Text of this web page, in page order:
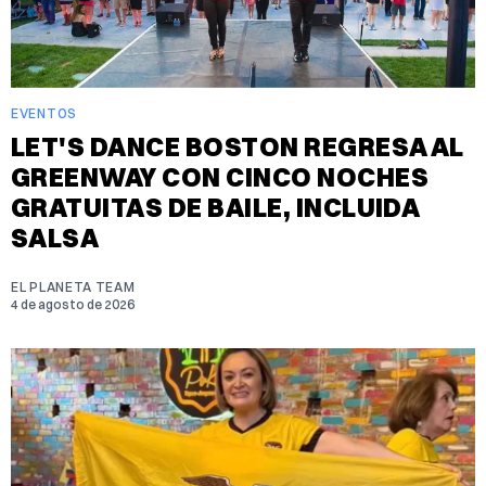
EVENTOS
LET'S DANCE BOSTON REGRESA AL
GREENWAY CON CINCO NOCHES
GRATUITAS DE BAILE, INCLUIDA
SALSA
EL PLANETA TEAM
4 de agosto de 2026